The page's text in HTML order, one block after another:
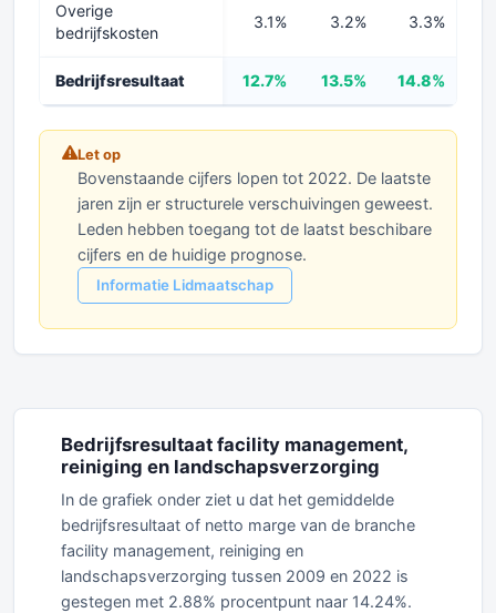
Overige
bedrijfskosten
3.1% 3.2% 3.3%
Bedrijfsresultaat 12.7% 13.5% 14.8%
Let op
Bovenstaande cijfers lopen tot 2022. De laatste
jaren zijn er structurele verschuivingen geweest.
Leden hebben toegang tot de laatst beschibare
cijfers en de huidige prognose.
Informatie Lidmaatschap
Bedrijfsresultaat facility management,
reiniging en landschapsverzorging
In de grafiek onder ziet u dat het gemiddelde
bedrijfsresultaat of netto marge van de branche
facility management, reiniging en
landschapsverzorging tussen 2009 en 2022 is
gestegen met 2.88% procentpunt naar 14.24%.